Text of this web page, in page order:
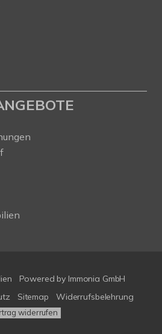
Powered by Immonia GmbH
Sitemap Widerrufsbelehrung
widerrufen